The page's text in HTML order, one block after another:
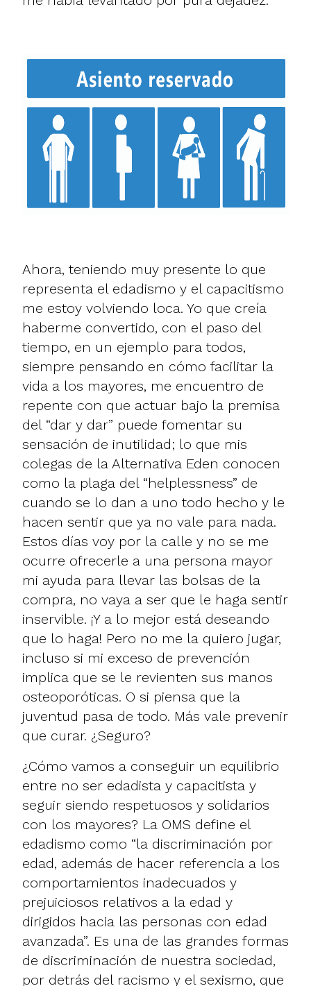
Ahora, teniendo muy presente lo que
representa el edadismo y el capacitismo
me estoy volviendo loca. Yo que creía
haberme convertido, con el paso del
tiempo, en un ejemplo para todos,
siempre pensando en cómo facilitar la
vida a los mayores, me encuentro de
repente con que actuar bajo la premisa
del “dar y dar” puede fomentar su
sensación de inutilidad; lo que mis
colegas de la Alternativa Eden conocen
como la plaga del “helplessness” de
cuando se lo dan a uno todo hecho y le
hacen sentir que ya no vale para nada.
Estos días voy por la calle y no se me
ocurre ofrecerle a una persona mayor
mi ayuda para llevar las bolsas de la
compra, no vaya a ser que le haga sentir
inservible. ¡Y a lo mejor está deseando
que lo haga! Pero no me la quiero jugar,
incluso si mi exceso de prevención
implica que se le revienten sus manos
osteoporóticas. O si piensa que la
juventud pasa de todo. Más vale prevenir
que curar. ¿Seguro?
¿Cómo vamos a conseguir un equilibrio
entre no ser edadista y capacitista y
seguir siendo respetuosos y solidarios
con los mayores? La OMS define el
edadismo como “la discriminación por
edad, además de hacer referencia a los
comportamientos inadecuados y
prejuiciosos relativos a la edad y
dirigidos hacia las personas con edad
avanzada”. Es una de las grandes formas
de discriminación de nuestra sociedad,
por detrás del racismo y el sexismo, que